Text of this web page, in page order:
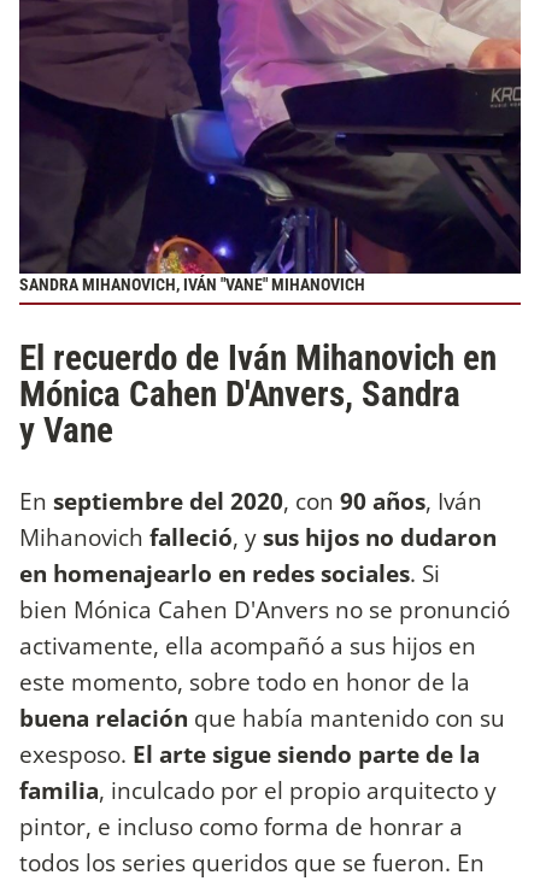
SANDRA MIHANOVICH, IVÁN "VANE" MIHANOVICH
El recuerdo de Iván Mihanovich en
Mónica Cahen D'Anvers, Sandra
y Vane
En septiembre del 2020, con 90 años, Iván
Mihanovich falleció, ysus hijos no dudaron
en homenajearlo en redes sociales. Si
bien Mónica Cahen D'Anvers no se pronunció
activamente, ella acompañó a sus hijos en
este momento, sobre todo en honor de la
buena relación que había mantenido con su
exesposo. El arte sigue siendo parte de la
familia, inculcado por el propio arquitecto y
pintor, e incluso como forma de honrar a
todos los series queridos que se fueron. En